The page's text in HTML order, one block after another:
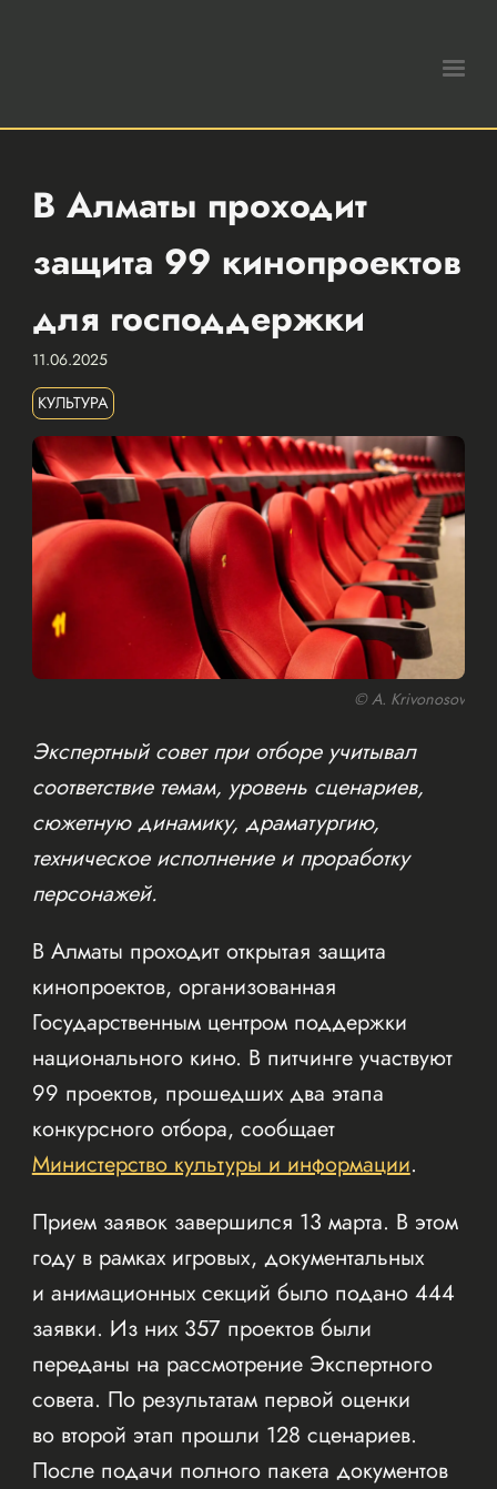
В Алматы проходит
защита 99 кинопроектов
для господдержки
11.06.2025
КУЛЬТУРА
© A. Krivonosov
Экспертный совет при отборе учитывал
соответствие темам, уровень сценариев,
сюжетную динамику, драматургию,
техническое исполнение и проработку
персонажей.
В Алматы проходит открытая защита
кинопроектов, организованная
Государственным центром поддержки
национального кино. В питчинге участвуют
99 проектов, прошедших два этапа
конкурсного отбора, сообщает
Министерство культуры и информации.
Прием заявок завершился 13 марта. В этом
году в рамках игровых, документальных
и анимационных секций было подано 444
заявки. Из них 357 проектов были
переданы на рассмотрение Экспертного
совета. По результатам первой оценки
во второй этап прошли 128 сценариев.
После подачи полного пакета документов